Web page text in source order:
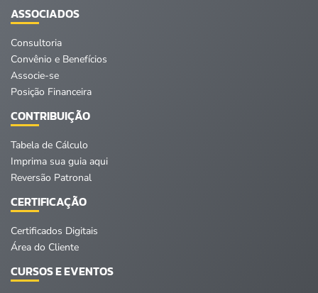
ASSOCIADOS
Consultoria
Convênio e Benefícios
Associe-se
Posição Financeira
CONTRIBUIÇÃO
Tabela de Cálculo
Imprima sua guia aqui
Reversão Patronal
CERTIFICAÇÃO
Certificados Digitais
Área do Cliente
CURSOS E EVENTOS